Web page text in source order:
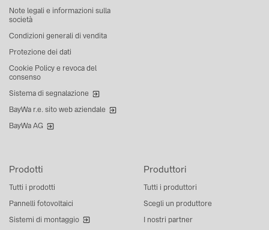
Prodotti
Tutti i prodotti
Pannelli fotovoltaici
Sistemi di montaggio
Produttori
Tutti i produttori
Scegli un produttore
I nostri partner
Note legali e informazioni sulla
società
Condizioni generali di vendita
Protezione dei dati
Cookie Policy e revoca del
consenso
Sistema di segnalazione
BayWa r.e. sito web aziendale
BayWa AG